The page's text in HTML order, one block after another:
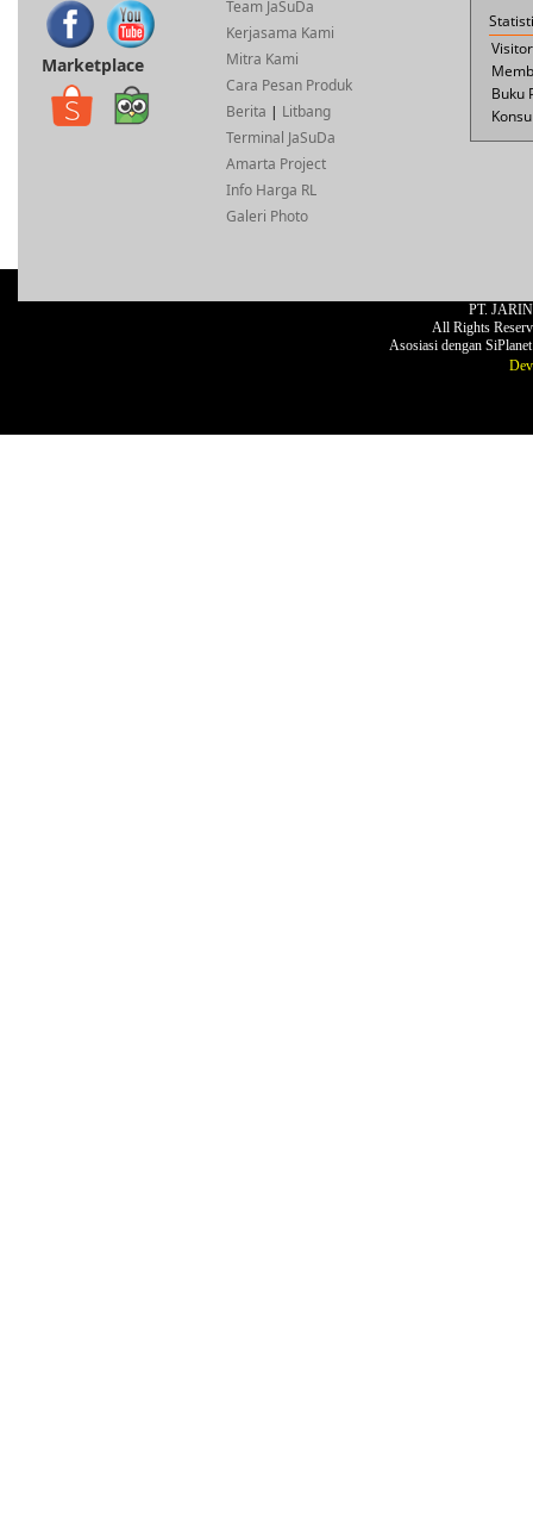
Marketplace
Team JaSuDa
Kerjasama Kami
Mitra Kami
Cara Pesan Produk
Berita | Litbang
Terminal JaSuDa
Amarta Project
Info Harga RL
Galeri Photo
Buku
PT.
All Rights
Asosiasi dengan